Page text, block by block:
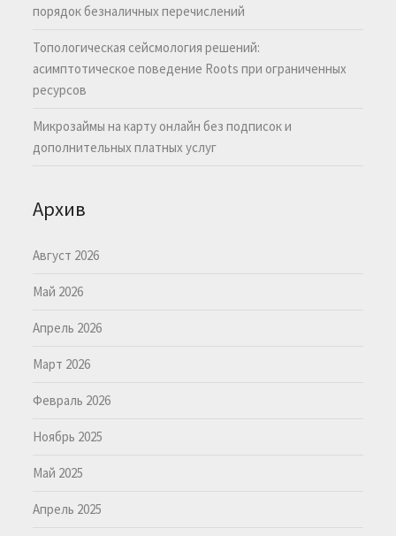
порядок безналичных перечислений
Топологическая сейсмология решений:
асимптотическое поведение Roots при ограниченных
ресурсов
Микрозаймы на карту онлайн без подписок и
дополнительных платных услуг
Архив
Август 2026
Май 2026
Апрель 2026
Март 2026
Февраль 2026
Ноябрь 2025
Май 2025
Апрель 2025